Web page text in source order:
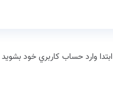
وارد حساب كاربري خود بشويد